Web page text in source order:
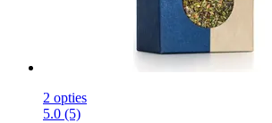
2 opties
5.0 (5)